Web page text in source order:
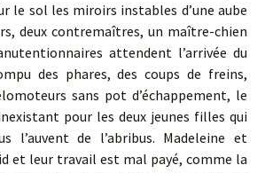
le sol les miroirs instables d’une aube
deux contremaîtres, un maître-chien
attendent l’arrivée du
des phares, des coups de freins,
sans pot d’échappement, le
pour les deux jeunes filles qui
l’auvent de l’abribus. Madeleine et
et leur travail est mal payé, comme la